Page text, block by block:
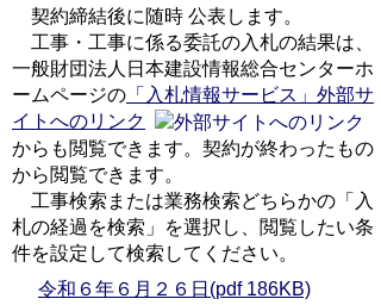
契約締結後に随時 公表します。
工事・工事に係る委託の入札の結果は、
一般財団法人日本建設情報総合センターホ
ームページの 「入札情報サービス」外部サ
イトへのリンク
からも閲覧できます。契約が終わったもの
から閲覧できます。
工事検索または業務検索どちらかの「入
札の経過を検索」を選択し、閲覧したい条
件を設定して検索してください。
令和６年６月２６日(pdf 186KB)